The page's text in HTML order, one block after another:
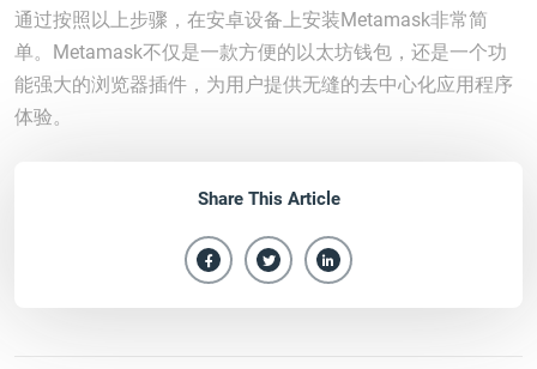
通过按照以上步骤，在安卓设备上安装Metamask非常简
单。Metamask不仅是一款方便的以太坊钱包，还是一个功
能强大的浏览器插件，为用户提供无缝的去中心化应用程序
体验。
Share This Article